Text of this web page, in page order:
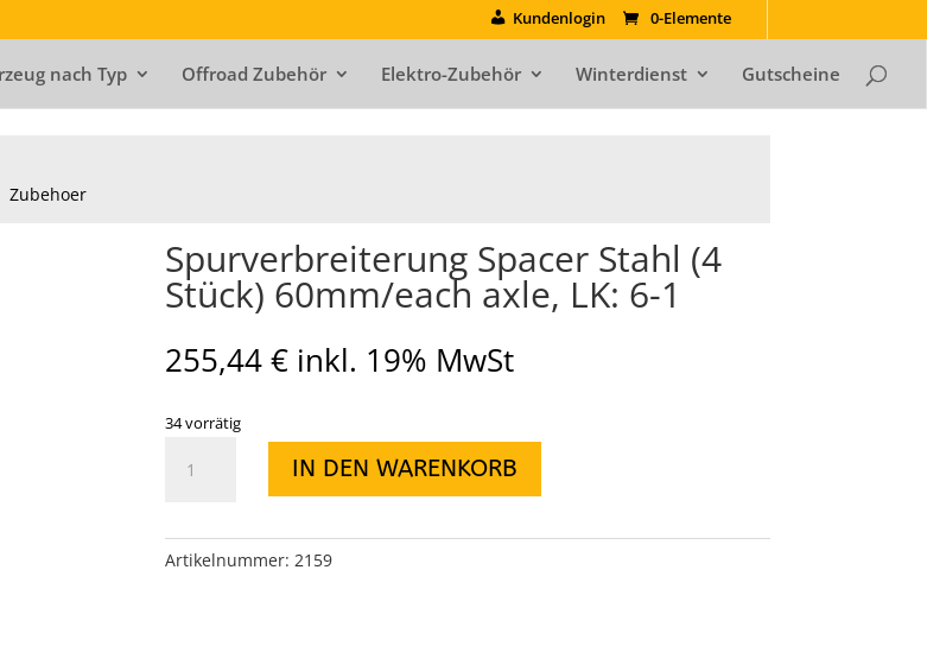
Kundenlogin 0-Elemente
nach Typ Offroad Zubehör Elektro-Zubehör Winterdienst Gutscheine
Zubehoer
Spurverbreiterung Spacer Stahl (4
Stück) 60mm/each axle, LK: 6-1
255,44€ inkl. 19% MwSt
34 vorrätig
Spurverbreiterung
Spacer
Stück)
IN DEN WARENKORB
Artikelnummer: 2159